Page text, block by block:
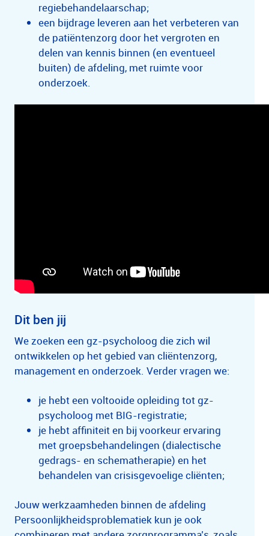
regiebehandelaarschap;
een bijdrage leveren aan het verbeteren van
de patiëntenzorg door het vergroten en
delen van kennis binnen (en eventueel
buiten) de afdeling, met ruimte voor
onderzoek.
Dit ben jij
We zoeken een gz-psycholoog die zich wil
ontwikkelen op het gebied van cliëntenzorg,
management en onderzoek. Verder vragen we:
je hebt een voltooide opleiding tot gz-
psycholoog met BIG-registratie;
je hebt affiniteit en bij voorkeur ervaring
met groepsbehandelingen (dialectische
gedrags- en schematherapie) en het
behandelen van crisisgevoelige cliënten;
Jouw werkzaamheden binnen de afdeling
Persoonlijkheidsproblematiek kun je ook